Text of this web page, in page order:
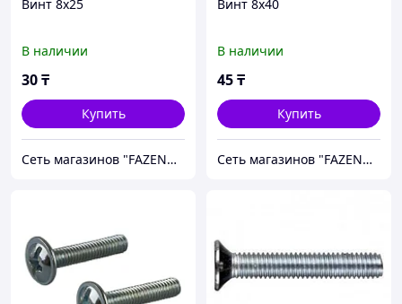
Винт 8х25
В наличии
30₸
Купить
Сеть магазинов "FAZENDA" ТОО Инкомстрой
Винт 8х40
В наличии
45₸
Купить
Сеть магазинов "FAZENDA" ТОО Инкомстрой